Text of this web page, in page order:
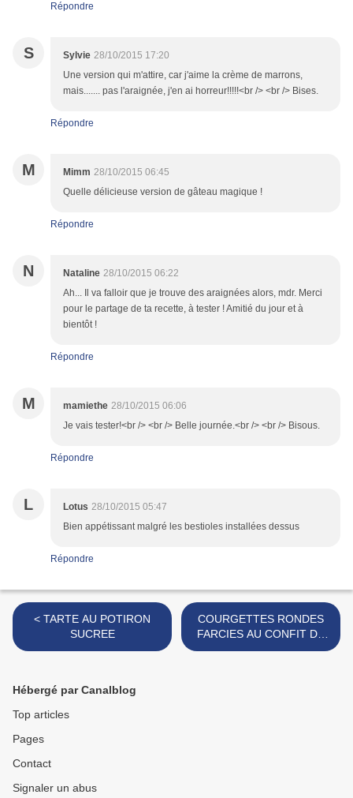
Répondre
S Sylvie 28/10/2015 17:20
Une version qui m'attire, car j'aime la crème de marrons,
mais....... pas l'araignée, j'en ai horreur!!!!!<br /> <br /> Bises.
Répondre
M Mimm 28/10/2015 06:45
Quelle délicieuse version de gâteau magique !
Répondre
N Nataline 28/10/2015 06:22
Ah... Il va falloir que je trouve des araignées alors, mdr. Merci
pour le partage de ta recette, à tester ! Amitié du jour et à
bientôt !
Répondre
M mamiethe 28/10/2015 06:06
Je vais tester!<br /> <br /> Belle journée.<br /> <br /> Bisous.
Répondre
L Lotus 28/10/2015 05:47
Bien appétissant malgré les bestioles installées dessus
Répondre
< TARTE AU POTIRON
SUCREE
COURGETTES RONDES
FARCIES AU CONFIT DE
CANARD >
Hébergé par Canalblog
Top articles
Pages
Contact
Signaler un abus